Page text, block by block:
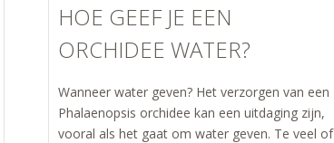
HOE GEEF JE EEN
ORCHIDEE WATER?
Wanneer water geven? Het verzorgen van een
Phalaenopsis orchidee kan een uitdaging zijn,
vooral als het gaat om water geven. Te veel of